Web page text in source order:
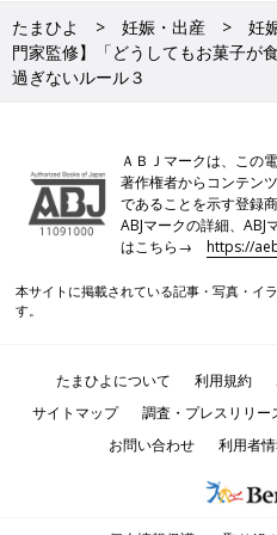
たまひよ 妊娠・出産 妊
門家監修】「どうしてもお菓子が
過ぎないルール３
ＡＢＪマークは、この
著作権者からコンテン
であることを示す登録
ABJマークの詳細、
はこちら→https://
本サイトに掲載されている記事・写真・イ
す。
たまひよについて 利用規約
サイトマップ
調査・プレスリリー
お問い合わせ
利用者